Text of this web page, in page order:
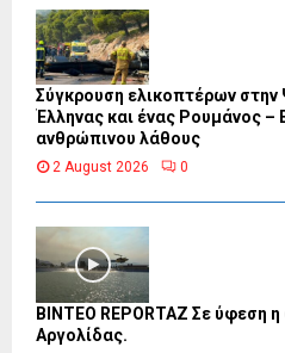
Σύγκρουση ελικοπτέρων
Έλληνας και ένας Ρουμάνος –
ανθρώπινου λάθους
2 August 2026 0
BINTEO REPORTAZ Σε ύφεση
Αργολίδας.